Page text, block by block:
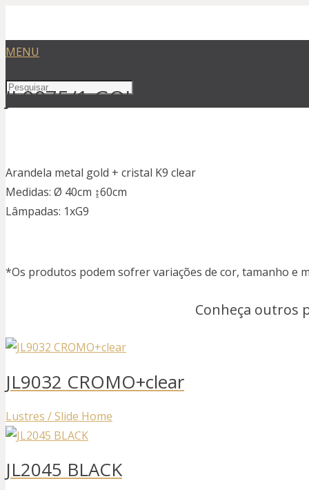
MENU
JL9075/1 GOLD
Arandela metal gold + cristal K9 clear
Medidas: Ø 40cm ↨60cm
Lâmpadas: 1xG9
*Os produtos podem sofrer variações de cor, tamanho e
Conheça outros
JL9032 CROMO+clear
Lustres / Slide Home
JL2045 BLACK